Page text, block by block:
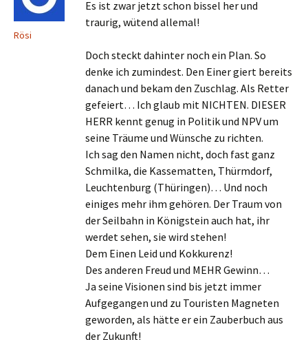
Rösi
Es ist zwar jetzt schon bissel her und
traurig, wütend allemal!
Doch steckt dahinter noch ein Plan. So
denke ich zumindest. Den Einer giert bereits
danach und bekam den Zuschlag. Als Retter
gefeiert… Ich glaub mit NICHTEN. DIESER
HERR kennt genug in Politik und NPV um
seine Träume und Wünsche zu richten.
Ich sag den Namen nicht, doch fast ganz
Schmilka, die Kassematten, Thürmdorf,
Leuchtenburg (Thüringen)… Und noch
einiges mehr ihm gehören. Der Traum von
der Seilbahn in Königstein auch hat, ihr
werdet sehen, sie wird stehen!
Dem Einen Leid und Kokkurenz!
Des anderen Freud und MEHR Gewinn…
Ja seine Visionen sind bis jetzt immer
Aufgegangen und zu Touristen Magneten
geworden, als hätte er ein Zauberbuch aus
der Zukunft!